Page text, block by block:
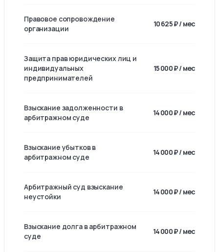
Правовое сопровождение
организации
10 625 ₽ / мес
Защита прав юридических лиц и
индивидуальных
предпринимателей
15 000 ₽ / мес
Взыскание задолженности в
арбитражном суде
14 000 ₽ / мес
Взыскание убытков в
арбитражном суде
14 000 ₽ / мес
Арбитражный суд взыскание
неустойки
14 000 ₽ / мес
Взыскание долга в арбитражном
суде
14 000 ₽ / мес